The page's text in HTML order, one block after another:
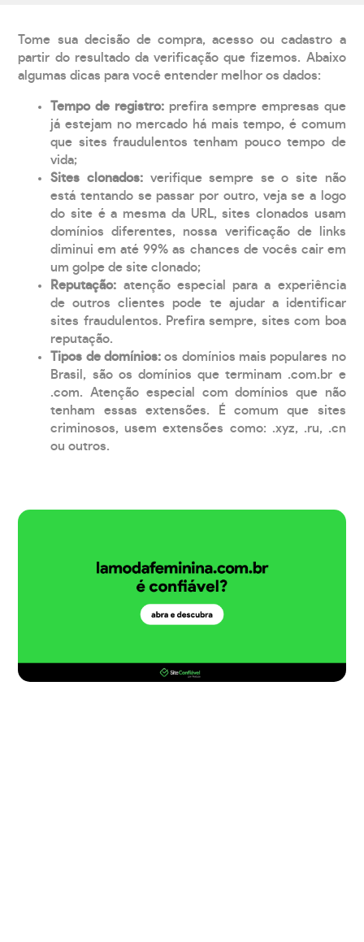
Tome sua decisão de compra, acesso ou cadastro a
partir do resultado da verificação que fizemos. Abaixo
algumas dicas para você entender melhor os dados:
Tempo de registro: prefira sempre empresas que
já estejam no mercado há mais tempo, é comum
que sites fraudulentos tenham pouco tempo de
vida;
Sites clonados: verifique sempre se o site não
está tentando se passar por outro, veja se a logo
do site é a mesma da URL, sites clonados usam
domínios diferentes, nossa verificação de links
diminui em até 99% as chances de vocês cair em
um golpe de site clonado;
Reputação: atenção especial para a experiência
de outros clientes pode te ajudar a identificar
sites fraudulentos. Prefira sempre, sites com boa
reputação.
Tipos de domínios:os domínios mais populares no
Brasil, são os domínios que terminam .com.br e
.com. Atenção especial com domínios que não
tenham essas extensões. É comum que sites
criminosos, usem extensões como: .xyz, .ru, .cn
ou outros.